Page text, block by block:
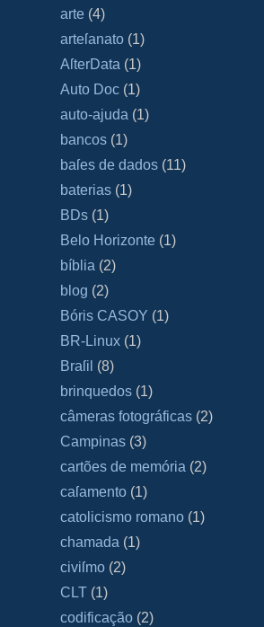
arte (4)
arteſanato (1)
AſterData (1)
Auto Doc (1)
auto-ajuda (1)
bancos (1)
baſes de dados (11)
baterias (1)
BDs (1)
Belo Horizonte (1)
bíblia (2)
blog (2)
Bóris CASOY (1)
BR-Linux (1)
Braſil (8)
brinquedos (1)
câmeras fotográficas (2)
Campinas (3)
cartões de memória (2)
caſamento (1)
catolicismo romano (1)
chamada (1)
civiſmo (2)
CLT (1)
codificação (2)